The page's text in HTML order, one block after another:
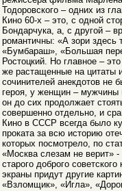
Тодоровского – одних из
Кино 60-х – это, с одной
Бондарчука, а, с другой –
романтичны: «А зори здесь
«Бумбараш», «Большая
Ростоцкий. Но главное –
же растащенные на цитаты
сочинителей анекдотов не
героя, у женщин –
он до сих продолжает
совершенно отдельно, и
Кино в СССР всегда было
проката за всю историю
которых посмотрело, по
«Москва слезам не верит»
старого доброго
экраны придут другие
«Взломщик», «Игла»,